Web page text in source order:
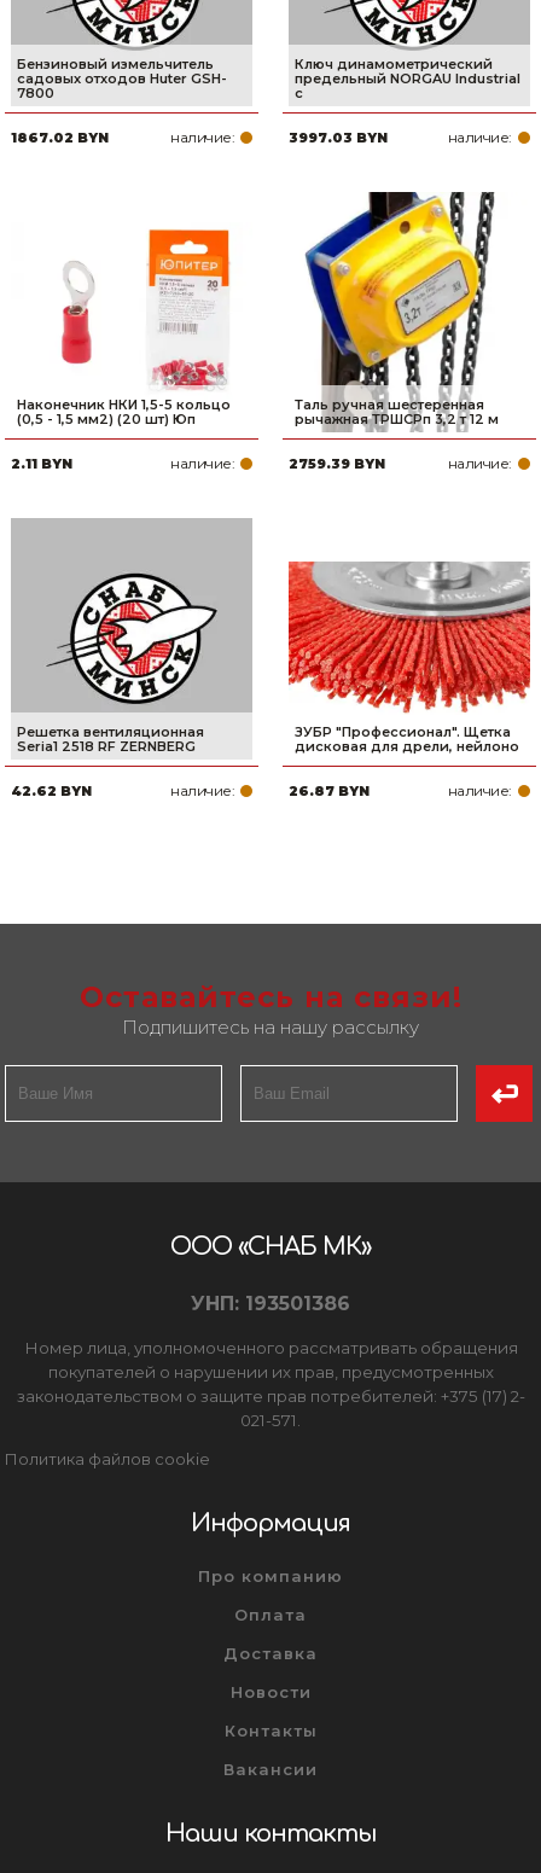
Бензиновый измельчитель
садовых отходов Huter GSH-
7800
1867.02 BYN наличие:
Ключ динамометрический
предельный NORGAU Industrial
с
3997.03 BYN наличие:
Наконечник НКИ 1,5-5 кольцо
(0,5 - 1,5 мм2) (20 шт) Юп
2.11 BYN наличие:
Таль ручная шестеренная
рычажная ТРШСРп 3,2 т 12 м
2759.39 BYN наличие:
Решетка вентиляционная
Seria1 2518 RF ZERNBERG
42.62 BYN наличие:
ЗУБР ″Профессионал″. Щетка
дисковая для дрели, нейлоно
26.87 BYN наличие:
Оставайтесь на связи!
Подпишитесь на нашу рассылку
ООО «СНАБ МК»
УНП: 193501386
Номер лица, уполномоченного рассматривать обращения
покупателей о нарушении их прав, предусмотренных
законодательством о защите прав потребителей: +375 (17) 2-
021-571.
Политика файлов cookie
Информация
Про компанию
Оплата
Доставка
Новости
Контакты
Вакансии
Наши контакты